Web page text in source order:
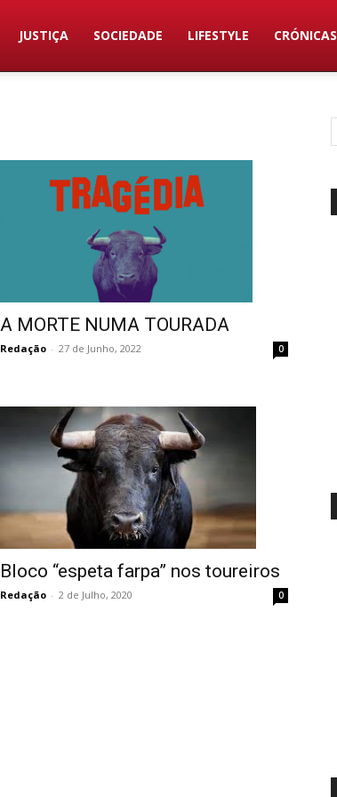
JUSTIÇA SOCIEDADE LIFESTYLE CRÓNICAS
A MORTE NUMA TOURADA
Redação - 27 de Junho, 2022 0
Bloco “espeta farpa” nos toureiros
Redação - 2 de Julho, 2020 0